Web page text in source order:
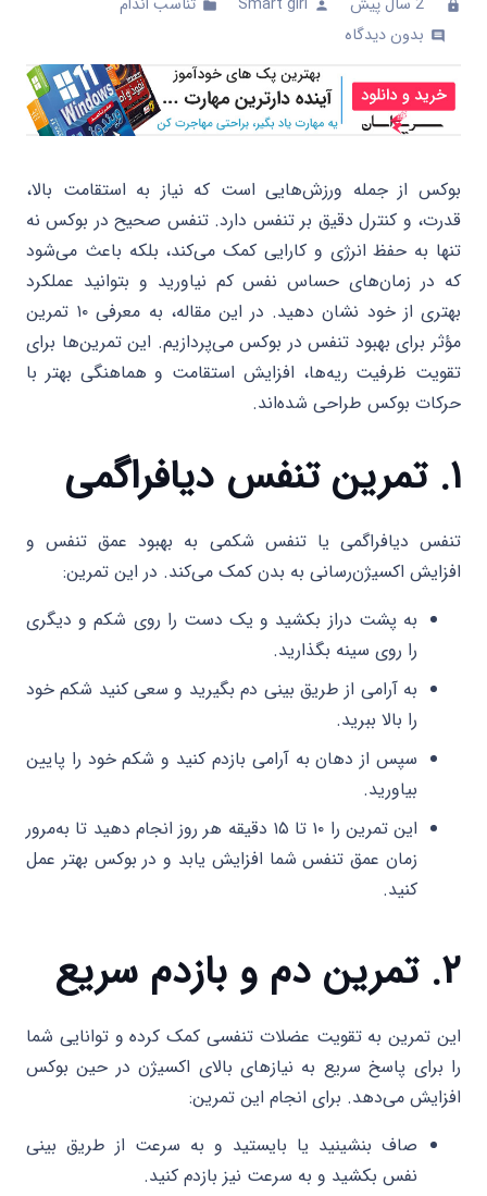
clock 2 سال پیش person
Smart girl
folder تناسب اندام
comments بدون دیدگاه
بوکس از جمله ورزش‌هایی است که نیاز به استقامت بالا،
قدرت، و کنترل دقیق بر تنفس دارد. تنفس صحیح در بوکس نه‌
تنها به حفظ انرژی و کارایی کمک می‌کند، بلکه باعث می‌شود
که در زمان‌های حساس نفس کم نیاورید و بتوانید عملکرد
بهتری از خود نشان دهید. در این مقاله، به معرفی ۱۰ تمرین
مؤثر برای بهبود تنفس در بوکس می‌پردازیم. این تمرین‌ها برای
تقویت ظرفیت ریه‌ها، افزایش استقامت و هماهنگی بهتر با
حرکات بوکس طراحی شده‌اند.
۱. تمرین تنفس دیافراگمی
تنفس دیافراگمی یا تنفس شکمی به بهبود عمق تنفس و
افزایش اکسیژن‌رسانی به بدن کمک می‌کند. در این تمرین:
به پشت دراز بکشید و یک دست را روی شکم و دیگری
را روی سینه بگذارید.
به آرامی از طریق بینی دم بگیرید و سعی کنید شکم خود
را بالا ببرید.
سپس از دهان به آرامی بازدم کنید و شکم خود را پایین
بیاورید.
این تمرین را ۱۰ تا ۱۵ دقیقه هر روز انجام دهید تا به‌مرور
زمان عمق تنفس شما افزایش یابد و در بوکس بهتر عمل
کنید.
۲. تمرین دم و بازدم سریع
این تمرین به تقویت عضلات تنفسی کمک کرده و توانایی شما
را برای پاسخ سریع به نیازهای بالای اکسیژن در حین بوکس
افزایش می‌دهد. برای انجام این تمرین:
صاف بنشینید یا بایستید و به سرعت از طریق بینی
نفس بکشید و به سرعت نیز بازدم کنید.